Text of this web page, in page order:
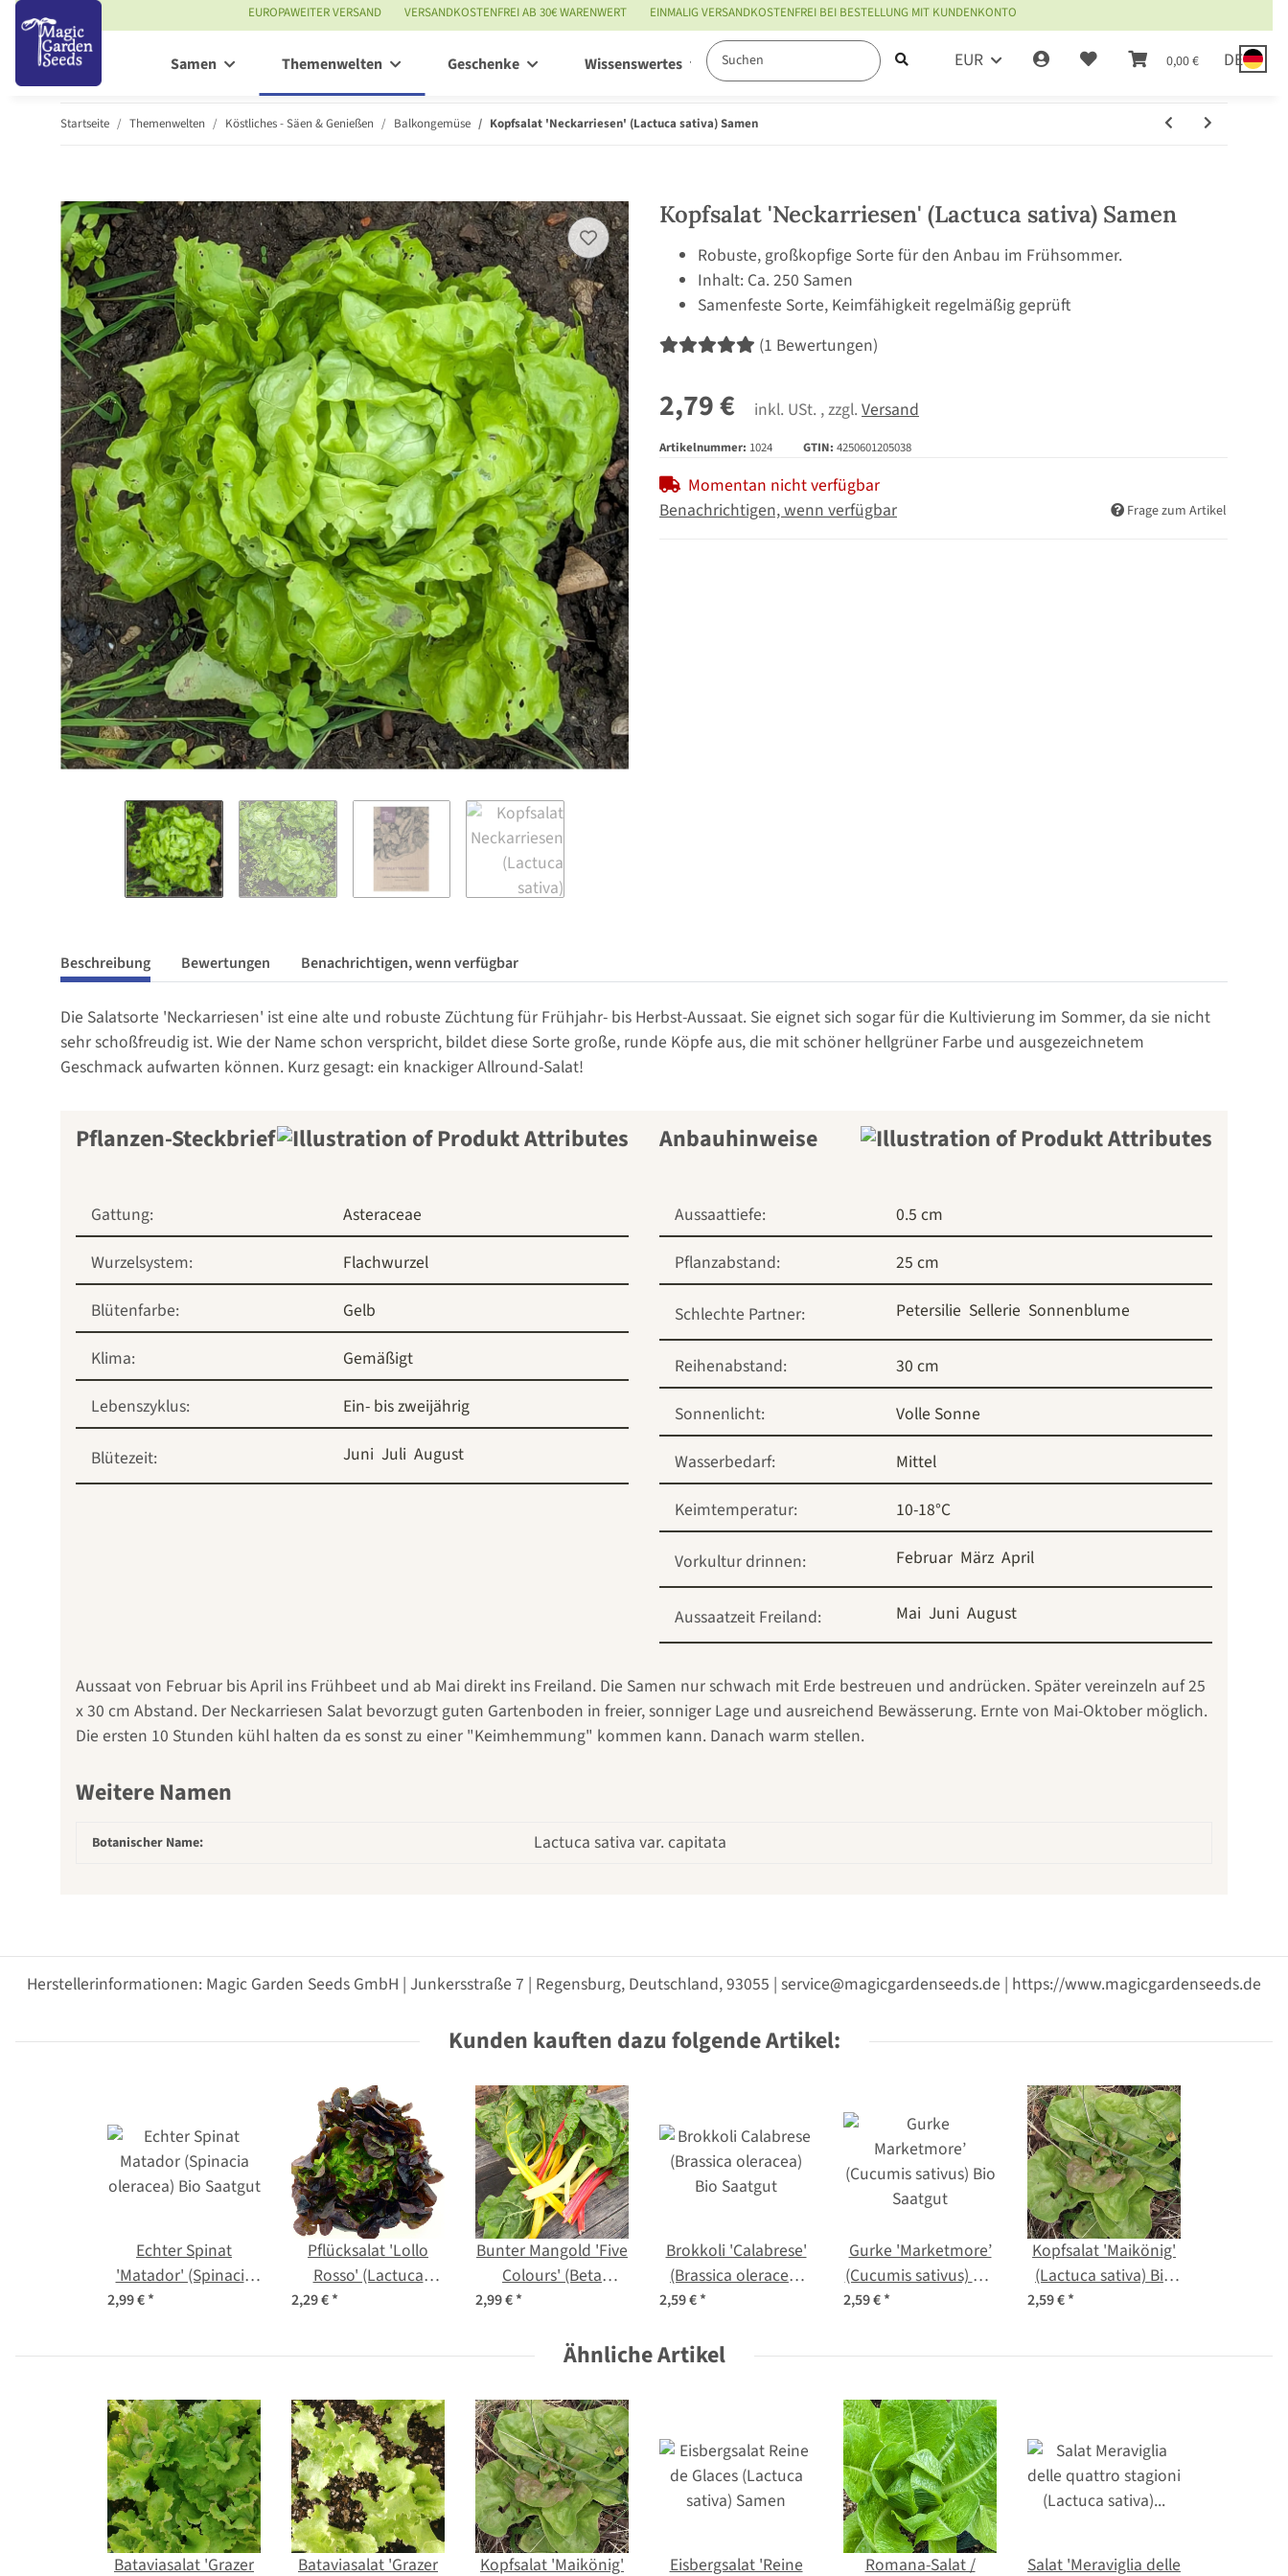
EUROPAWEITER VERSAND VERSANDKOSTENFREI AB 30€ WARENWERT EINMALIG VERSANDKOSTENFREI BEI BESTELLUNG MIT KUNDENKONTO
EUR 0,00 € DE
Samen Themenwelten Geschenke Wissenswertes Service
Startseite Themenwelten Köstliches - Säen & Genießen Balkongemüse Kopfsalat 'Neckarriesen' (Lactuca sativa) Samen
Kopfsalat 'Neckarriesen' (Lactuca sativa) Samen
Robuste, großkopfige Sorte für den Anbau im Frühsommer.
Inhalt: Ca. 250 Samen
Samenfeste Sorte, Keimfähigkeit regelmäßig geprüft
(1 Bewertungen)
2,79 € inkl. USt. , zzgl. Versand
Artikelnummer: 1024 GTIN: 4250601205038
Momentan nicht verfügbar
Benachrichtigen, wenn verfügbar
Frage zum Artikel
Beschreibung Bewertungen Benachrichtigen, wenn verfügbar
Die Salatsorte 'Neckarriesen' ist eine alte und robuste Züchtung für Frühjahr- bis Herbst-Aussaat. Sie eignet sich sogar für die Kultivierung im Sommer, da sie nicht
sehr schoßfreudig ist. Wie der Name schon verspricht, bildet diese Sorte große, runde Köpfe aus, die mit schöner hellgrüner Farbe und ausgezeichnetem
Geschmack aufwarten können. Kurz gesagt: ein knackiger Allround-Salat!
Pflanzen-Steckbrief
Gattung:
Asteraceae
Wurzelsystem:
Flachwurzel
Blütenfarbe:
Gelb
Klima:
Gemäßigt
Lebenszyklus:
Ein- bis zweijährig
Blütezeit: Juni Juli August
Anbauhinweise
Aussaattiefe:
0.5 cm
Pflanzabstand:
25 cm
Schlechte Partner: Petersilie Sellerie Sonnenblume
Reihenabstand:
30 cm
Sonnenlicht:
Volle Sonne
Wasserbedarf:
Mittel
Keimtemperatur:
10-18°C
Vorkultur drinnen: Februar März April
Aussaatzeit Freiland: Mai Juni August
Aussaat von Februar bis April ins Frühbeet und ab Mai direkt ins Freiland. Die Samen nur schwach mit Erde bestreuen und andrücken. Später vereinzeln auf 25
x 30 cm Abstand. Der Neckarriesen Salat bevorzugt guten Gartenboden in freier, sonniger Lage und ausreichend Bewässerung. Ernte von Mai-Oktober möglich.
Die ersten 10 Stunden kühl halten da es sonst zu einer "Keimhemmung" kommen kann. Danach warm stellen.
Weitere Namen
Botanischer Name: Lactuca sativa var. capitata
Herstellerinformationen: Magic Garden Seeds GmbH | Junkersstraße 7 | Regensburg, Deutschland, 93055 | service@magicgardenseeds.de | https://www.magicgardenseeds.de
Kunden kauften dazu folgende Artikel:
Echter Spinat
'Matador' (Spinacia
oleracea) Bio Saatgut
2,99 €*
Pflücksalat 'Lollo
Rosso' (Lactuca
sativa var. crispa)
2,29 €*
Bunter Mangold 'Five
Colours' (Beta
vulgaris ssp.vulgaris)
2,99 €*
Brokkoli 'Calabrese'
(Brassica oleracea)
Bio Saatgut
2,59 €*
Gurke 'Marketmore’
(Cucumis sativus) Bio
2,59 €*
Kopfsalat 'Maikönig'
(Lactuca sativa) Bio
2,59 €*
Ähnliche Artikel
Bataviasalat 'Grazer
Bataviasalat 'Grazer
Kopfsalat 'Maikönig'
Eisbergsalat 'Reine
Romana-Salat /
Salat 'Meraviglia delle